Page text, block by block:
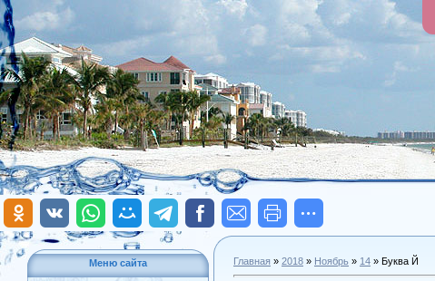
Меню сайта Главная » 2018 » Ноябрь » 14 » Буква Й